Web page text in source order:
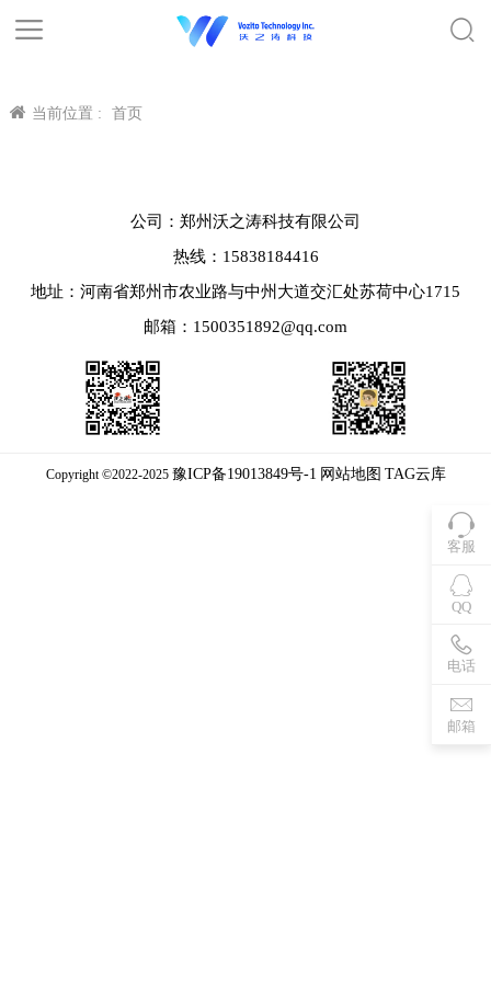
当前位置 : 首页
客服
QQ
电话
邮箱
公司：郑州沃之涛科技有限公司
热线：15838184416
地址：河南省郑州市农业路与中州大道交汇处苏荷中心1715
邮箱：1500351892@qq.com
Copyright ©2022-2025 豫ICP备19013849号-1 网站地图 TAG云库